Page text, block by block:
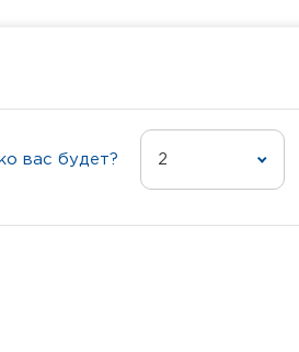
вас будет? 2